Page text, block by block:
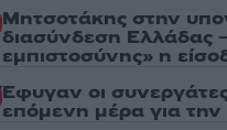
Μητσοτάκης στην
διασύνδεση Ελλάδας
εμπιστοσύνης» η
Έφυγαν οι
επόμενη μέρα για